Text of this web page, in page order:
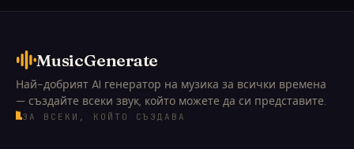
MusicGenerate
Най-добрият AI генератор на музика за всички времена
— създайте всеки звук, който можете да си представите.
ЗА ВСЕКИ, КОЙТО СЪЗДАВА